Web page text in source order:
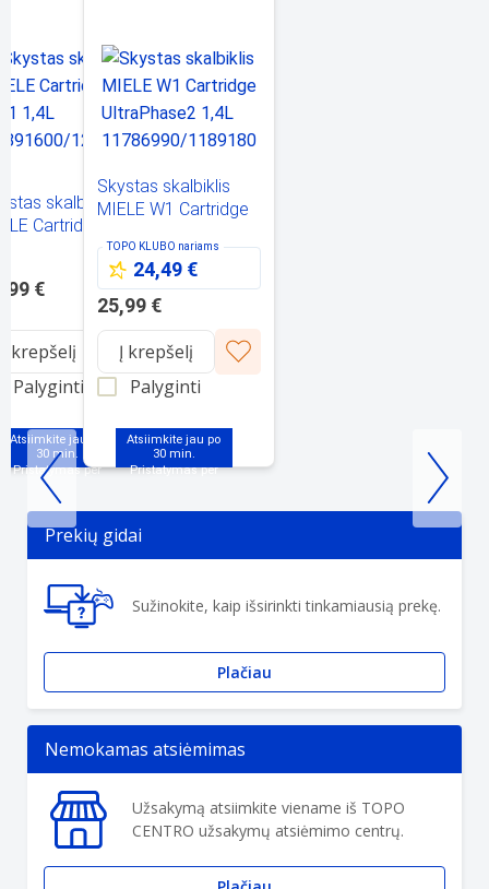
skalbiklis
Cartridge UP1
12154760
€
Atsiimkite jau po
30 min.
Į krepšelį
Palyginti
Skystas skalbiklis
MIELE W1 Cartridge
11786990/11891800
TOPO KLUBO nariams
24,49 €
25,99 €
Atsiimkite jau po
30 min.
Į krepšelį
Palyginti
Item
Prekių gidai
Sužinokite, kaip išsirinkti tinkamiausią prekę.
Plačiau
Nemokamas atsiėmimas
Užsakymą atsiimkite viename iš TOPO
CENTRO užsakymų atsiėmimo centrų.